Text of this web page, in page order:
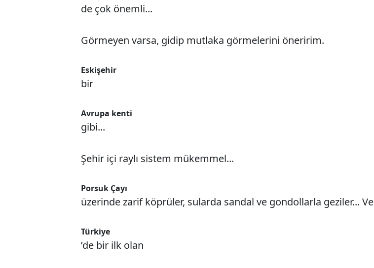
de çok önemli...
Görmeyen varsa, gidip mutlaka görmelerini öneririm.
Eskişehir
bir
Avrupa kenti
gibi...
Şehir içi raylı sistem mükemmel...
Porsuk Çayı
üzerinde zarif köprüler, sularda sandal ve gondollarla geziler... Ve
Türkiye
’de bir ilk olan